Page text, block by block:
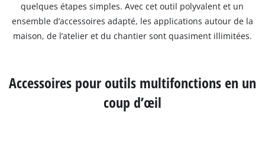
quelques étapes simples. Avec cet outil polyvalent et un
ensemble d’accessoires adapté, les applications autour de la
maison, de l’atelier et du chantier sont quasiment illimitées.
Accessoires pour outils multifonctions en un
coup d’œil